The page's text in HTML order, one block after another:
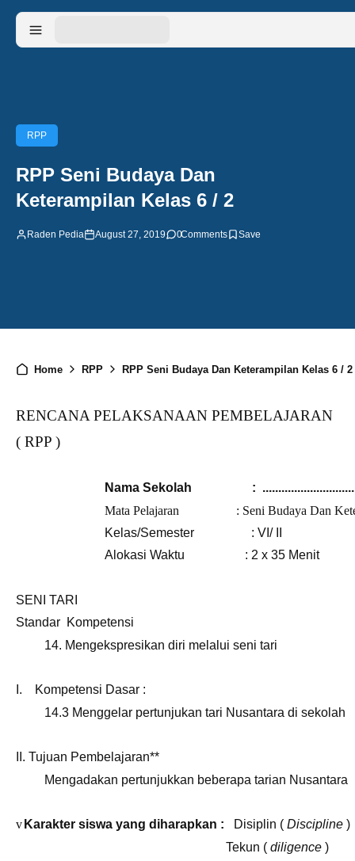
RPP
RPP Seni Budaya Dan
Keterampilan Kelas 6 / 2
Raden Pedia August 27, 2019 0Comments
Home RPP RPP Seni Budaya Dan Keterampilan Kelas 6 / 2
RENCANA PELAKSANAAN PEMBELAJARAN
( RPP )
Nama Sekolah :
Mata Pelajaran : Seni Budaya Dan
Kelas/Semester : VI/ II
Alokasi Waktu : 2 x 35 Menit
SENI TARI
Standar Kompetensi
14. Mengekspresikan diri melalui seni tari
I. Kompetensi Dasar :
14.3 Menggelar pertunjukan tari Nusantara di sekolah
II. Tujuan Pembelajaran**
Mengadakan pertunjukkan beberapa tarian Nusantara
v Karakter siswa yang diharapkan : Disiplin ( Discipline )
Tekun ( diligence)